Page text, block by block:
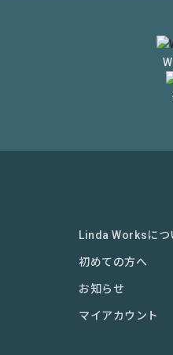
Linda Worksにつ
初めての方へ
お知らせ
マイアカウント